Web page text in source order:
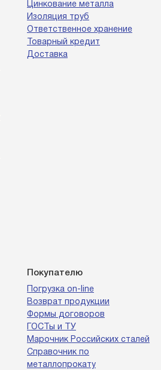
Цинкование металла
Изоляция труб
Ответственное хранение
Товарный кредит
Доставка
Покупателю
Погрузка on-line
Возврат продукции
Формы договоров
ГОСТы и ТУ
Марочник Российских сталей
Справочник по
металлопрокату